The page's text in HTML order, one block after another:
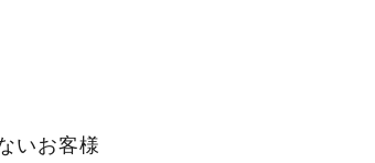
いお客様